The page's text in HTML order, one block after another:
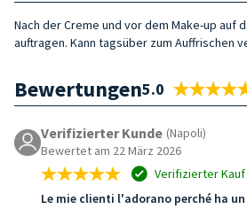
Nach der Creme und vor dem Make-up auf
auftragen. Kann tagsüber zum Auffrischen
Bewertungen5.0
Verifizierter Kunde (Napoli)
Bewertet am 22 März 2026
Verifizierter Kauf
Le mie clienti l'adorano perché ha